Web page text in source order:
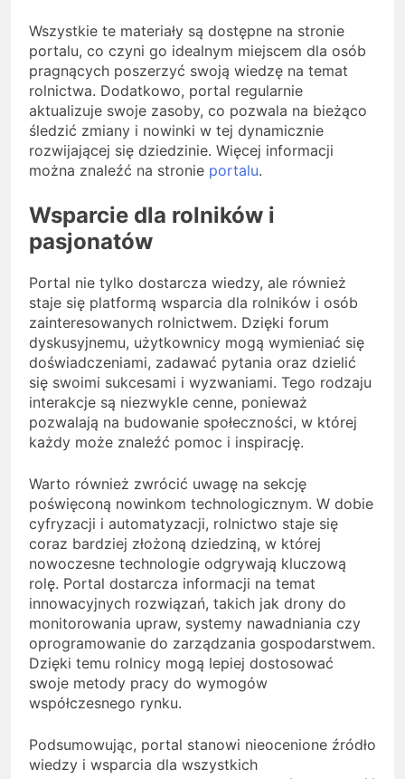
Wszystkie te materiały są dostępne na stronie
portalu, co czyni go idealnym miejscem dla osób
pragnących poszerzyć swoją wiedzę na temat
rolnictwa. Dodatkowo, portal regularnie
aktualizuje swoje zasoby, co pozwala na bieżąco
śledzić zmiany i nowinki w tej dynamicznie
rozwijającej się dziedzinie. Więcej informacji
można znaleźć na stronie portalu.
Wsparcie dla rolników i
pasjonatów
Portal nie tylko dostarcza wiedzy, ale również
staje się platformą wsparcia dla rolników i osób
zainteresowanych rolnictwem. Dzięki forum
dyskusyjnemu, użytkownicy mogą wymieniać się
doświadczeniami, zadawać pytania oraz dzielić
się swoimi sukcesami i wyzwaniami. Tego rodzaju
interakcje są niezwykle cenne, ponieważ
pozwalają na budowanie społeczności, w której
każdy może znaleźć pomoc i inspirację.
Warto również zwrócić uwagę na sekcję
poświęconą nowinkom technologicznym. W dobie
cyfryzacji i automatyzacji, rolnictwo staje się
coraz bardziej złożoną dziedziną, w której
nowoczesne technologie odgrywają kluczową
rolę. Portal dostarcza informacji na temat
innowacyjnych rozwiązań, takich jak drony do
monitorowania upraw, systemy nawadniania czy
oprogramowanie do zarządzania gospodarstwem.
Dzięki temu rolnicy mogą lepiej dostosować
swoje metody pracy do wymogów
współczesnego rynku.
Podsumowując, portal stanowi nieocenione źródło
wiedzy i wsparcia dla wszystkich